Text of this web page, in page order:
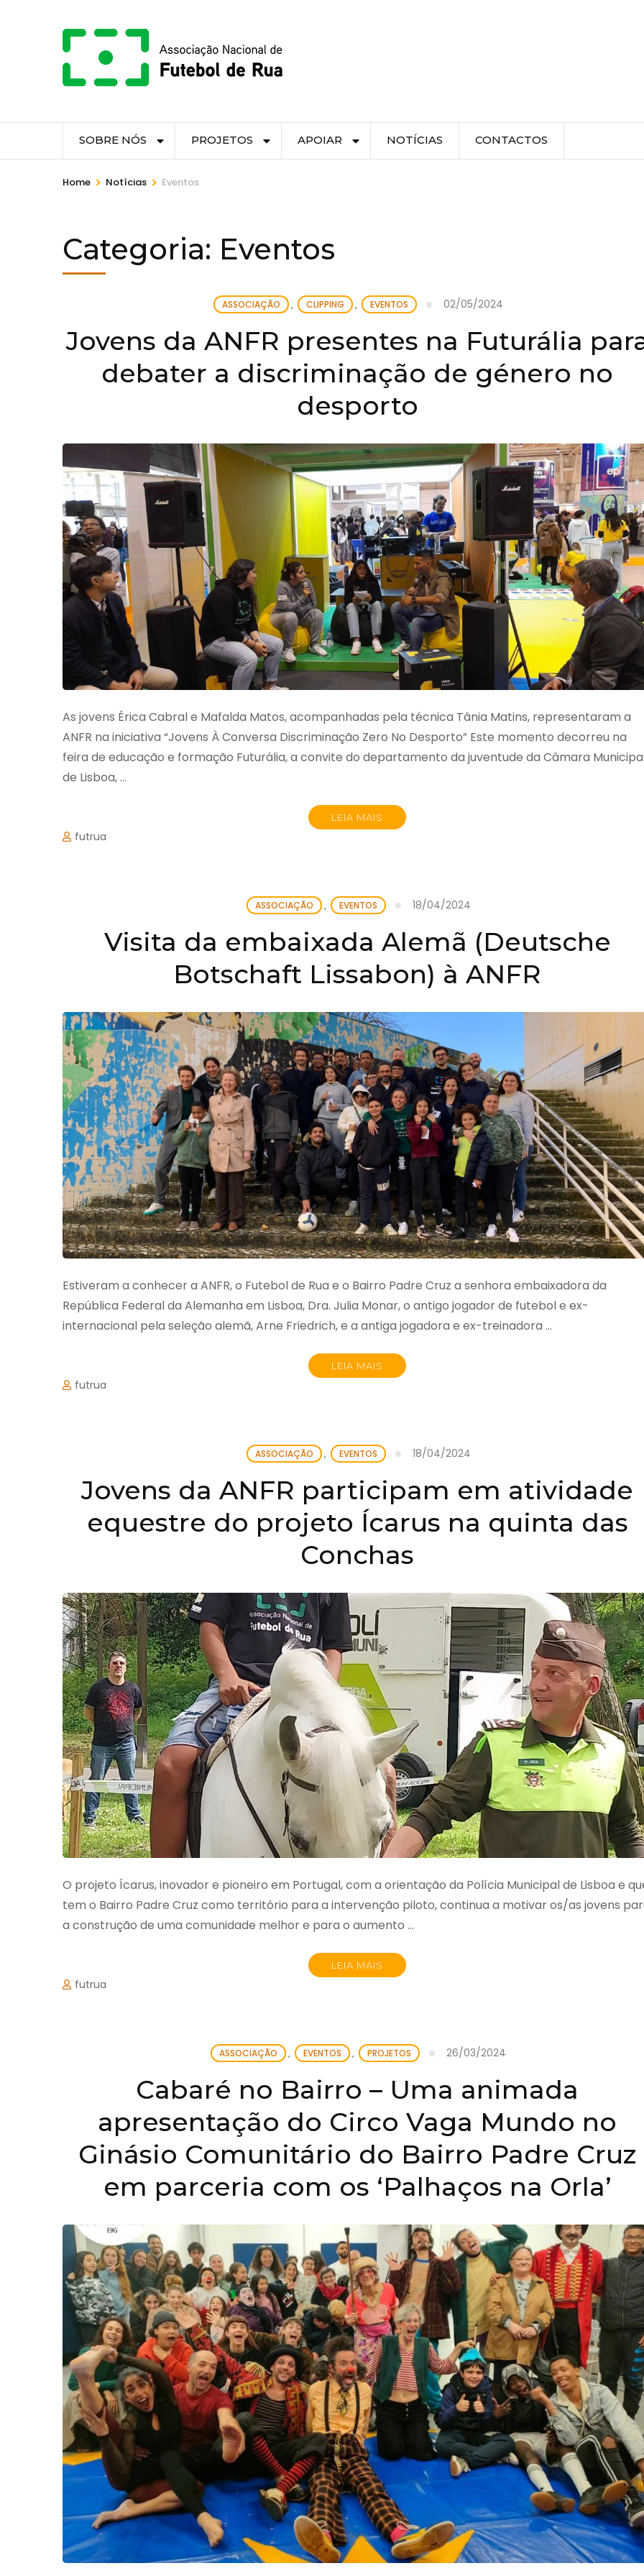
SOBRE NÓS PROJETOS APOIAR NOTÍCIAS CONTACTOS
Home > Notícias > Eventos
Categoria: Eventos
ASSOCIAÇÃO , CLIPPING , EVENTOS 02/05/2024
Jovens da ANFR presentes na Futurália
debater a discriminação de género no
desporto
As jovens Érica Cabral e Mafalda Matos, acompanhadas pela técnica Tânia Matins, representaram a
ANFR na iniciativa “Jovens À Conversa Discriminação Zero No Desporto” Este momento decorreu na
feira de educação e formação Futurália, a convite do departamento da juventude da Câmara
de Lisboa, …
LEIA MAIS
futrua
ASSOCIAÇÃO , EVENTOS 18/04/2024
Visita da embaixada Alemã (Deutsche
Botschaft Lissabon) à ANFR
Estiveram a conhecer a ANFR, o Futebol de Rua e o Bairro Padre Cruz a senhora embaixadora da
República Federal da Alemanha em Lisboa, Dra. Julia Monar, o antigo jogador de futebol e ex-
internacional pela seleção alemã, Arne Friedrich, e a antiga jogadora e ex-treinadora …
LEIA MAIS
futrua
ASSOCIAÇÃO , EVENTOS 18/04/2024
Jovens da ANFR participam em atividade
equestre do projeto Ícarus na quinta das
Conchas
O projeto Ícarus, inovador e pioneiro em Portugal, com a orientação da Polícia Municipal de Lisboa e
tem o Bairro Padre Cruz como território para a intervenção piloto, continua a motivar os/as jovens
a construção de uma comunidade melhor e para o aumento …
LEIA MAIS
futrua
ASSOCIAÇÃO , EVENTOS , PROJETOS 26/03/2024
Cabaré no Bairro – Uma animada
apresentação do Circo Vaga Mundo no
Ginásio Comunitário do Bairro Padre Cruz
em parceria com os ‘Palhaços na Orla’